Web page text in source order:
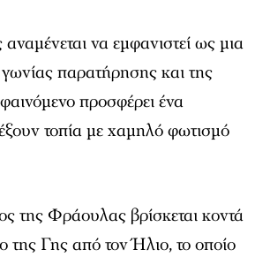
να εμφανιστεί ως μια
παρατήρησης και της
προσφέρει ένα
τοπία με χαμηλό φωτισμό
της Φράουλας βρίσκεται κοντά
της Γης από τον Ήλιο, το οποίο